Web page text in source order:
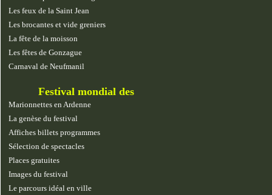
Les feux de la Saint Jean
Les brocantes et vide greniers
La fête de la moisson
Les fêtes de Gonzague
Carnaval de Neufmanil
Festival mondial des
marionnettes
Marionnettes en Ardenne
La genèse du festival
Affiches billets programmes
Sélection de spectacles
Places gratuites
Images du festival
Le parcours idéal en ville